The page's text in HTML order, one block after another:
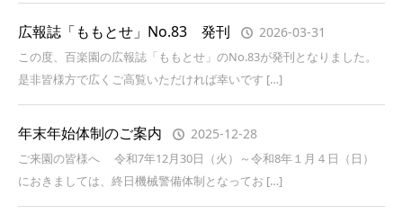
広報誌「ももとせ」No.83 発刊 2026-03-31
この度、百楽園の広報誌「ももとせ」のNo.83が発刊となりました。
是非皆様方で広くご高覧いただければ幸いです […]
年末年始体制のご案内 2025-12-28
ご来園の皆様へ 令和7年12月30日（火）～令和8年１月４日（日）
におきましては、終日機械警備体制となってお […]